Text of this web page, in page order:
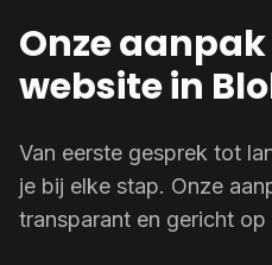
Onze
website in
Van eerste gesprek tot
je bij elke stap. Onze
transparant en gericht op